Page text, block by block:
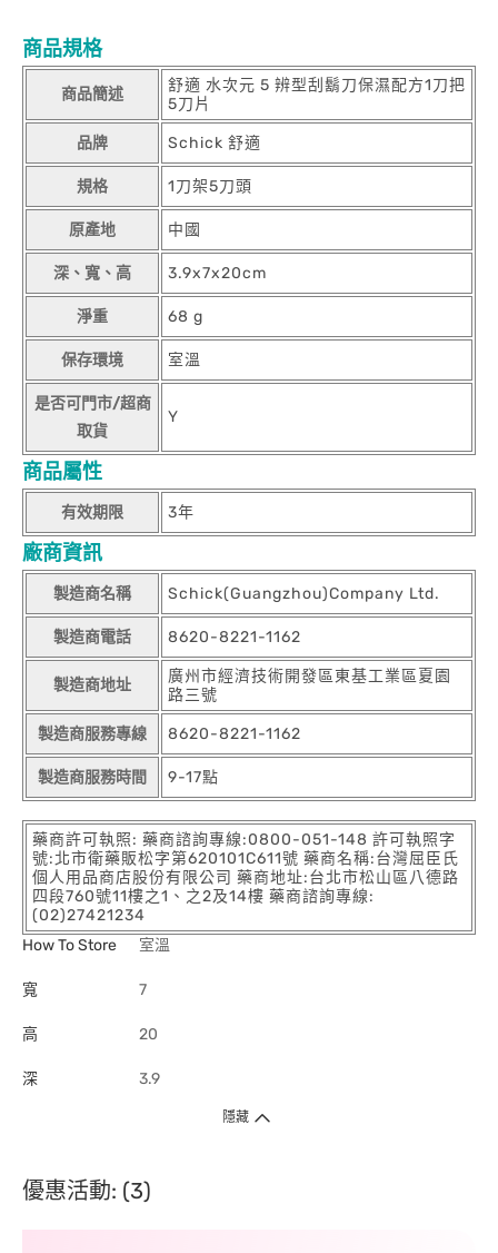
商品規格
商品簡述
舒適 水次元 5 辨型刮鬍刀保濕配方1刀把
5刀片
品牌 Schick 舒適
規格 1刀架5刀頭
原產地 中國
深、寬、高 3.9x7x20cm
淨重 68 g
保存環境 室溫
是否可門市/超商
取貨
Y
商品屬性
有效期限 3年
廠商資訊
製造商名稱 Schick(Guangzhou)Company Ltd.
製造商電話 8620-8221-1162
製造商地址
廣州市經濟技術開發區東基工業區夏園
路三號
製造商服務專線 8620-8221-1162
製造商服務時間 9-17點
藥商許可執照: 藥商諮詢專線:0800-051-148 許可執照字
號:北市衛藥販松字第620101C611號 藥商名稱:台灣屈臣氏
個人用品商店股份有限公司 藥商地址:台北市松山區八德路
四段760號11樓之1、之2及14樓 藥商諮詢專線:
(02)27421234
How To Store
室溫
寬 7
高 20
深 3.9
隱藏
優惠活動: (3)